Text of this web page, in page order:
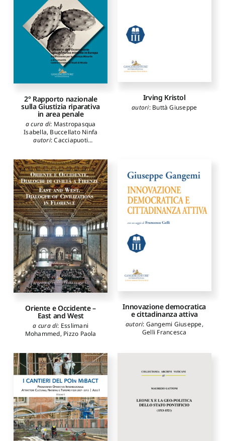
2° Rapporto nazionale
sulla Giustizia riparativa
in area penale
a cura di: Mastropasqua
Isabella, Buccellato Ninfa
autori:Cacciapuoti
Adolfo,Colombo Gherardo,
Scivoletto Chiara,Maci
Francesca,Vezzadini
Susanna,Garbarino
Francesca,Giulini Paolo,
Bracalenti Raffaele,
Burgalassi Marco,Corleto
Carmela,Mazzuca Lucia,
Chirone Maria Paola,Perra
Caterina,Lobascio
Domenico,Rana Ippolita,
Monaco Angelo,Casiello
Maria,Cuzzocrea Daniela,
Mercantini Alessandra,
Pinna Gianni,Venti Liborio,
Marchetti Ilaria,Lussignoli
Massimo,Cattaruzzi
Michele
Irving Kristol
autori: Buttà Giuseppe
Oriente e Occidente –
East and West
a cura di: Esslimani
Mohammed, Pizzo Paola
Innovazione democratica
e cittadinanza attiva
autori: Gangemi Giuseppe,
Gelli Francesca